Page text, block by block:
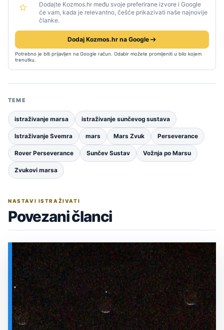
Dodajte Kozmos.hr među svoje preferirane izvore i Google
će vam, kada je relevantno, češće prikazivati naše najnovije
članke.
Dodaj Kozmos.hr na Google
Potrebno je biti prijavljen na Google račun. Odabir možete promijeniti u bilo kojem
trenutku.
TEME
istraživanje marsa istraživanje sunčevog sustava
Istraživanje Svemra mars Mars Zvuk Perseverance
Rover Perseverance Sunčev Sustav Vožnja po Marsu
Zvukovi marsa
NASTAVI ISTRAŽIVATI
Povezani članci